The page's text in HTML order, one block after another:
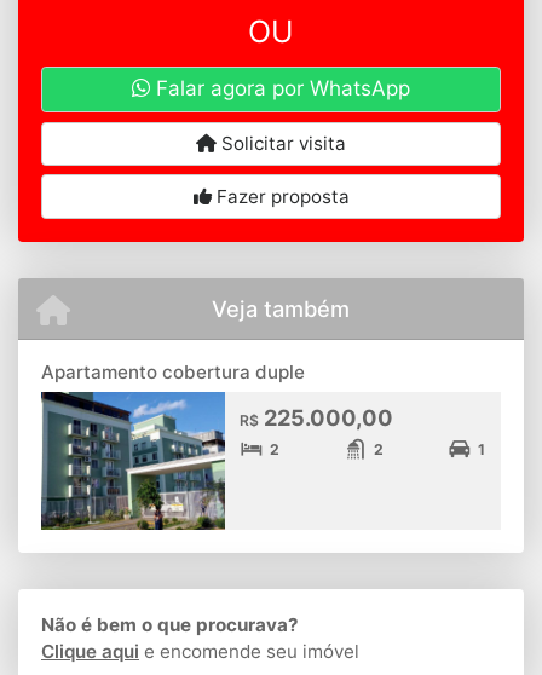
OU
Falar agora por WhatsApp
Solicitar visita
Fazer proposta
Veja também
Apartamento cobertura duple
R$ 225.000,00
2 2 1
Não é bem o que procurava?
Clique aqui e encomende seu imóvel